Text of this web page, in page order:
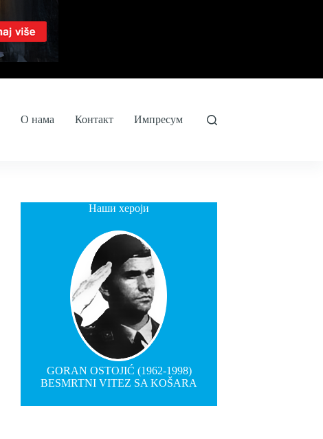
О нама Контакт Импресум
Наши хероји
GORAN OSTOJIĆ (1962-1998)
BESMRTNI VITEZ SA KOŠARA